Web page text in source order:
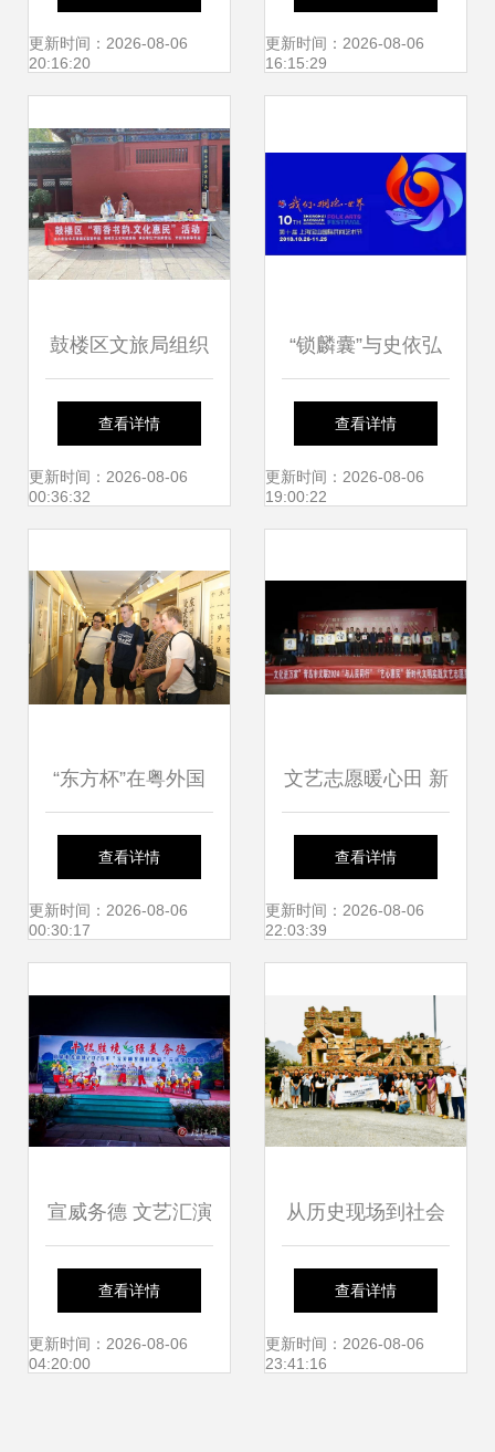
——四川文化艺术
原一行到访我校记
略
更新时间：2026-08-06
20:16:20
2024医用内窥镜技
更新时间：2026-08-06
16:15:29
鼓楼区文旅局组织
开展文化惠民活动
搭建文化艺术交流
查看详情
更新时间：2026-08-06
00:36:32
“锁麟囊”与史依弘
携手三场演出 伟长
楼文化盛宴即将开
查看详情
更新时间：2026-08-06
19:00:22
“东方杯”在粤外国
人汉字书法大赛颁
奖典礼在深圳成功
查看详情
更新时间：2026-08-06
00:30:17
文艺志愿暖心田 新
时代文明实践走进
岑李家村
查看详情
更新时间：2026-08-06
22:03:39
宣威务德 文艺汇演
闹元宵，花灯非遗
唱不停
查看详情
更新时间：2026-08-06
04:20:00
从历史现场到社会
现场 关中忙罢艺术
节的实践转向与交
查看详情
更新时间：2026-08-06
23:41:16